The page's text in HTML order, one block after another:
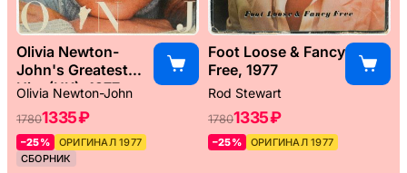
Olivia Newton-
John's Greatest
Hits (UK), 1977
Olivia Newton-John
17801335 ₽
–25%
ОРИГИНАЛ 1977
СБОРНИК
Foot Loose & Fancy
Free, 1977
Rod Stewart
17801335 ₽
–25% ОРИГИНАЛ 1977